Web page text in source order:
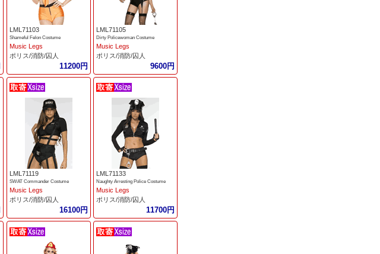
LML71103
Shameful Felon Costume
Music Legs
ポリス/消防/囚人
11200円
LML71105
Dirty Policewoman Costume
Music Legs
ポリス/消防/囚人
9600円
LML71119
SWAT Commander Costume
Music Legs
ポリス/消防/囚人
16100円
LML71133
Naughty Arresting Police Costume
Music Legs
ポリス/消防/囚人
11700円